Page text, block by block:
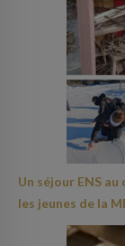
Un séjour ENS
les jeunes de la